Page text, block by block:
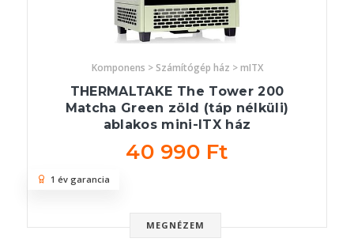
Komponens > Számítógép ház > mITX
THERMALTAKE The Tower 200
Matcha Green zöld (táp nélküli)
ablakos mini-ITX ház
40 990 Ft
MEGNÉZEM
1 év garancia